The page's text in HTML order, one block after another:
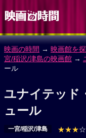
映画の時間 → 映画館を
宮/稲沢/津島の映画館 →
ール
ユナイテッド
ュール
一宮/稲沢/津島 ★★★